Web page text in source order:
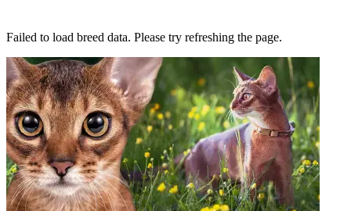
Failed to load breed data. Please try refreshing the page.